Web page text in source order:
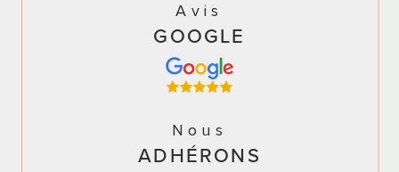
Avis
GOOGLE
Nous
ADHÉRONS